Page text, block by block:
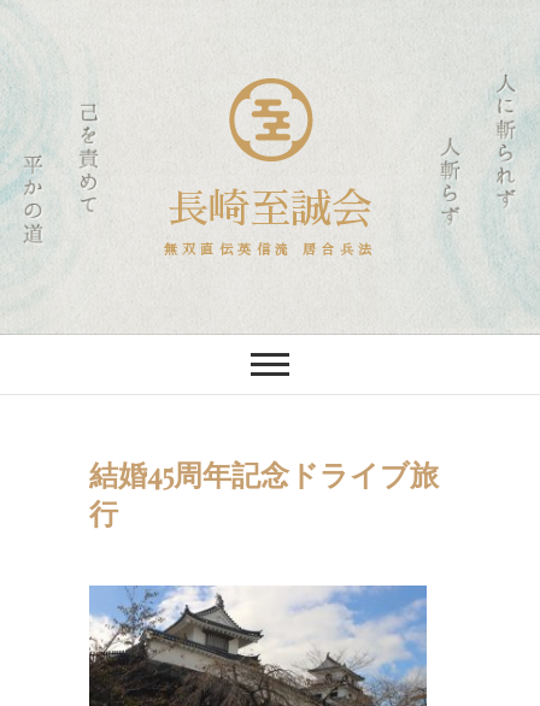
長崎至誠会
無双直伝英信流 居合兵法
結婚45周年記念ドライブ旅
行